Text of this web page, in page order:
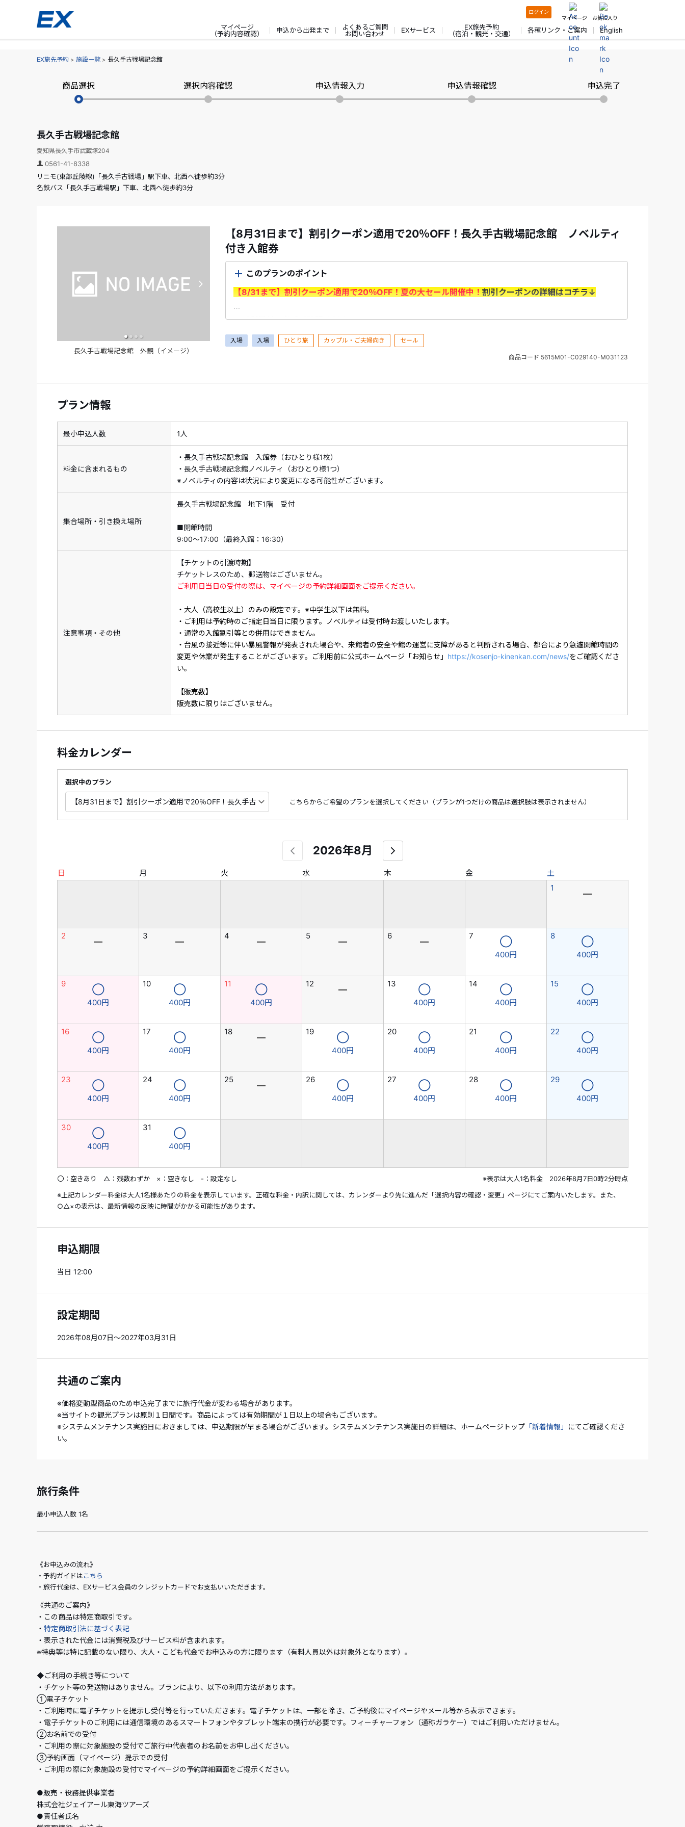
ログイン
マイページ
お気に入り
マイページ
（予約内容確認）
申込から出発まで
よくあるご質問
お問い合わせ
EXサービス
EX旅先予約
（宿泊・観光・交通）
各種リンク・ご案内 English
EX旅先予約 施設一覧 長久手古戦場記念館
商品選択 選択内容確認 申込情報入力 申込情報確認 申込完了
長久手古戦場記念館
愛知県長久手市武蔵塚204
0561-41-8338
リニモ(東部丘陵線)「長久手古戦場」駅下車、北西へ徒歩約3分
名鉄バス「長久手古戦場駅」下車、北西へ徒歩約3分
長久手古戦場記念館 外観（イメージ）
【8月31日まで】割引クーポン適用で20％OFF！長久手古戦場記念館 ノベルティ
付き入館券
このプランのポイント
【8/31まで】割引クーポン適用で20％OFF！夏の大セール開催中！割引クーポンの詳細はコチラ↓
＜ご利用前に必ずご確認ください＞
・7/1（水）～8/31（月）出発分が対象です。＜申込期間：7/1（水）10：00～8/31（月）＞
・割引はクーポン利用時に適用されます。予約時にログインの上、「選択内容確認画面」で利用するクー
・予約済みの商品を取消した場合、既に利用したクーポンの返却はございません（天災、輸送障害等の事
由により旅行を中止された場合を含む）。
・すでにご予約済みの商品には、クーポンはご利用いただけません。
・割引内容、割引対象商品は期間中に追加、変更される場合があります。また、予算上限に達し次第、予
告なく割引クーポンの適用を終了する場合がございます。予めご了承ください。
長久手古戦場記念館のノベルティ付き入館券（日付指定）プランです。
織田信雄・徳川家康連合軍と羽柴(豊臣)秀吉軍が衝突した「小牧・長久手の戦い」。長久手古戦場記念館
は、その主戦場地である国指定史跡「長久手古戦場」に建つ歴史の舞台を肌で感じられる体験型施設で
■開館時間
9:00～17:00（最終入館：16:30）
ご利用日当日の受付の際は、マイページの予約詳細画面をご提示ください。
入場 入場 ひとり旅 カップル・ご夫婦向き セール
商品コード 5615M01-C029140-M031123
プラン情報
最小申込人数 1人
料金に含まれるもの
・長久手古戦場記念館 入館券（おひとり様1枚）
・長久手古戦場記念館ノベルティ（おひとり様1つ）
※ノベルティの内容は状況により変更になる可能性がございます。
集合場所・引き換え場所
長久手古戦場記念館 地下1階 受付
■開館時間
9:00～17:00（最終入館：16:30）
注意事項・その他
【チケットの引渡時期】
チケットレスのため、郵送物はございません。
ご利用日当日の受付の際は、マイページの予約詳細画面をご提示ください。
・大人（高校生以上）のみの設定です。※中学生以下は無料。
・ご利用は予約時のご指定日当日に限ります。ノベルティは受付時お渡しいたします。
・通常の入館割引等との併用はできません。
・台風の接近等に伴い暴風警報が発表された場合や、来館者の安全や館の運営に支障があると判断される場合、都合により急遽開館時間の
変更や休業が発生することがございます。ご利用前に公式ホームページ「お知らせ」 https://kosenjo-kinenkan.com/news/をご確認くださ
い。
【販売数】
販売数に限りはございません。
料金カレンダー
選択中のプラン
こちらからご希望のプランを選択してください（プランが1つだけの商品は選択肢は表示されません）
2026年8月
日 月 火 水 木 金
土
1
―
2
―
3
―
4
―
5
―
6
―
7
◯
400円
8
◯
400円
9
◯
400円
10
◯
400円
11
◯
400円
12
―
13
◯
400円
14
◯
400円
15
◯
400円
16
◯
400円
17
◯
400円
18
―
19
◯
400円
20
◯
400円
21
◯
400円
22
◯
400円
23
◯
400円
24
◯
400円
25
―
26
◯
400円
27
◯
400円
28
◯
400円
29
◯
400円
30
◯
400円
31
◯
400円
〇：空きあり △：残数わずか ×：空きなし -：設定なし
※表示は大人1名料金 2026年8月7日0時2分時点
※上記カレンダー料金は大人1名様あたりの料金を表示しています。正確な料金・内訳に関しては、カレンダーより先に進んだ「選択内容の確認・変更」ページにてご案内いたします。また、
○△×の表示は、最新情報の反映に時間がかかる可能性があります。
申込期限
当日 12:00
設定期間
2026年08月07日～2027年03月31日
共通のご案内
※価格変動型商品のため申込完了までに旅行代金が変わる場合があります。
※当サイトの観光プランは原則１日間です。商品によっては有効期間が１日以上の場合もございます。
※システムメンテナンス実施日におきましては、申込期限が早まる場合がございます。システムメンテナンス実施日の詳細は、ホームページトップ 「新着情報」
にてご確認くださ
い。
旅行条件
最小申込人数 1名
《お申込みの流れ》
・予約ガイドはこちら
・旅行代金は、EXサービス会員のクレジットカードでお支払いいただきます。
《共通のご案内》
・この商品は特定商取引です。
・ 特定商取引法に基づく表記
・表示された代金には消費税及びサービス料が含まれます。
※特典等は特に記載のない限り、大人・こども代金でお申込みの方に限ります（有料人員以外は対象外となります）。
◆ご利用の手続き等について
・チケット等の発送物はありません。プランにより、以下の利用方法があります。
①電子チケット
・ご利用時に電子チケットを提示し受付等を行っていただきます。電子チケットは、一部を除き、ご予約後にマイページやメール等から表示できます。
・電子チケットのご利用には通信環境のあるスマートフォンやタブレット端末の携行が必要です。フィーチャーフォン（通称ガラケー）ではご利用いただけません。
②お名前での受付
・ご利用の際に対象施設の受付でご旅行中代表者のお名前をお申し出ください。
③予約画面（マイページ）提示での受付
・ご利用の際に対象施設の受付でマイページの予約詳細画面をご提示ください。
●販売・役務提供事業者
株式会社ジェイアール東海ツアーズ
●責任者氏名